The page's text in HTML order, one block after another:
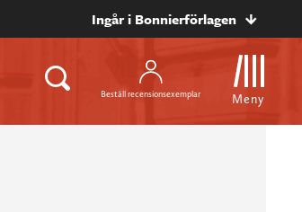
Ingår i Bonnierförlagen
Beställ recensionsexemplar Meny